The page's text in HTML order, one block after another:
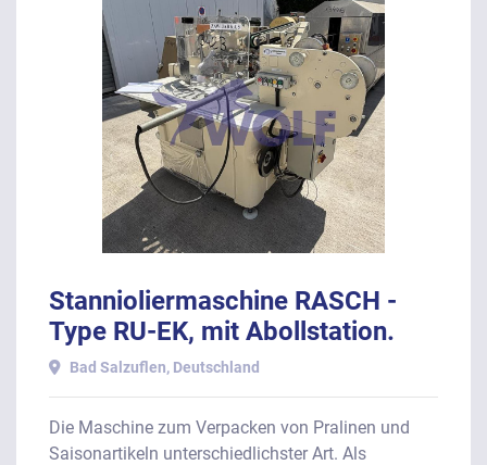
Stannioliermaschine RASCH -
Type RU-EK, mit Abollstation.
Bad Salzuflen, Deutschland
Die Maschine zum Verpacken von Pralinen und
Saisonartikeln unterschiedlichster Art. Als